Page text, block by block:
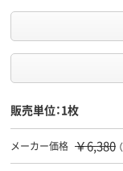
販売単位：1枚
メーカー価格 ￥6,380